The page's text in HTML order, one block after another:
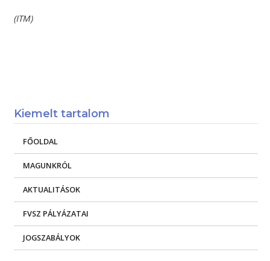
(ITM)
Kiemelt tartalom
FŐOLDAL
MAGUNKRÓL
AKTUALITÁSOK
FVSZ PÁLYÁZATAI
JOGSZABÁLYOK